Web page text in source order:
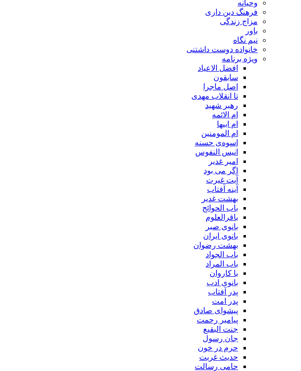
وحیانه
فرهنگ دین داری
مزاج زندگی
باور
نیم نگاه
خانواده دوست داشتنی
ویژه برنامه
افضل الاعیاد
سابقون
اصل ماجرا
تا انقلاب مهدی
رهبر شهید
ام الائمه
ام ابیها
ام المومنین
اسوه‌ی حسنه
انیس النفوس
امیر غدیر
اگر می بود
آیت غیرت
آینه آفتاب
بهشت غدیر
باب الحوائج
باقرالعلوم
بانوی صبر
بانوی ایران
بهشت رضوان
باب الجواد
باب المراد
با کاروان
بانوی ادب
پدر آفتاب
پدر امت
پیشوای صادق
پیامبر رحمت
جنت البقیع
جان رسول
حرم در خون
حدیث غربت
حامی رسالت